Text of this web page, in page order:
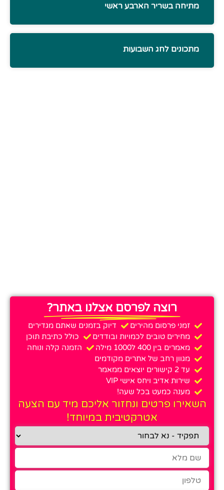
מתיחה בשריר הארבע ראשי
מתכונים לחג השבועות
רוצה לפרסם אצלנו באתר?
זמני פרסום מהירים
דיוק בזמנים שאתם מגדירים
מחירים טובים לכמויות ובודדים
כולל כתיבת תוכן
מאמרים בין 400 ל1000 מילה
הזמנה קלה ונוחה
מגוון רחב של אתרים מקודמים
עד 2 קישורים יוצאים ממאמר
שירות אדיב ויחס אישי VIP
מענה כמעט בכל שעה!
השאירו פרטים ונחזור אליכם מיד עם הצעה
אטרקטיבית במיוחד!